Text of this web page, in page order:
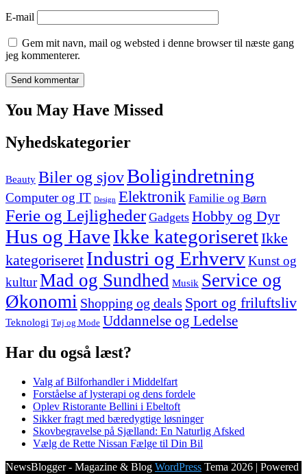
E-mail
Gem mit navn, mail og websted i denne browser til næste gang
jeg kommenterer.
You May Have Missed
Nyhedskategorier
Beauty Biler og sjovBoligindretning
Computer og IT Design Elektronik Familie og Børn
Ferie og Lejligheder Gadgets Hobby og Dyr
Hus og HaveIkke kategoriseretIkke
kategoriseret Industri og ErhvervKunst og
kulturMad og Sundhed Musik Service og
Økonomi Shopping og deals Sport og friluftsliv
Teknologi Tøj og Mode Uddannelse og Ledelse
Har du også læst?
Valg af Bilforhandler i Middelfart
Forståelse af lysterapi og dens fordele
Oplev Ristorante Bellini i Ebeltoft
Sikker fragt med bæredygtige løsninger
Skovbegravelse på Sjælland: En Naturlig Afsked
Vælg de Rette Nissan Fælge til Din Bil
NewsBlogger - Magazine & Blog WordPress Tema 2026 | Powered